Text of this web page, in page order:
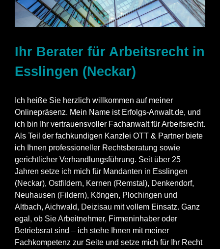
Ihr Berater für Arbeitsrecht in
Esslingen (Neckar)
Ich heiße Sie herzlich willkommen auf meiner
Onlinepräsenz. Mein Name ist Erfolgs-Anwalt.de, und
ich bin Ihr vertrauensvoller Fachanwalt für Arbeitsrecht.
Als Teil der fachkundigen Kanzlei OTT & Partner biete
ich Ihnen professioneller Rechtsberatung sowie
gerichtlicher Verhandlungsführung. Seit über 25
Jahren setze ich mich für Mandanten in Esslingen
(Neckar), Ostfildern, Kernen (Remstal), Denkendorf,
Neuhausen (Fildern), Köngen, Plochingen und
Altbach, Aichwald, Deizisau mit vollem Einsatz. Ganz
egal, ob Sie Arbeitnehmer, Firmeninhaber oder
Betriebsrat sind – ich stehe Ihnen mit meiner
Fachkompetenz zur Seite und setze mich für Ihr Recht